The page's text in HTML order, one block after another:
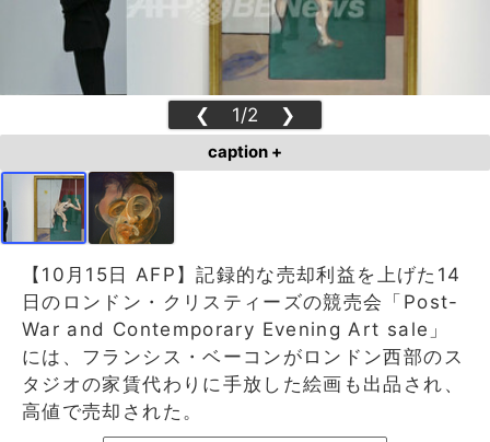
❮ 1/2 ❯
caption +
【10月15日 AFP】記録的な売却利益を上げた14
日のロンドン・クリスティーズの競売会「Post-
War and Contemporary Evening Art sale」
には、フランシス・ベーコンがロンドン西部のス
タジオの家賃代わりに手放した絵画も出品され、
高値で売却された。